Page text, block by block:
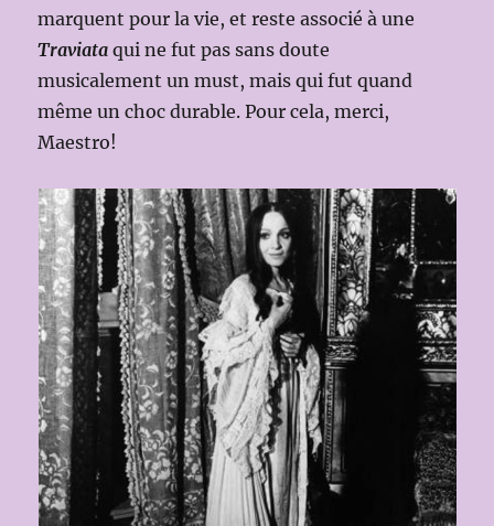
marquent pour la vie, et reste associé à une
Traviata qui ne fut pas sans doute
musicalement un must, mais qui fut quand
même un choc durable. Pour cela, merci,
Maestro!